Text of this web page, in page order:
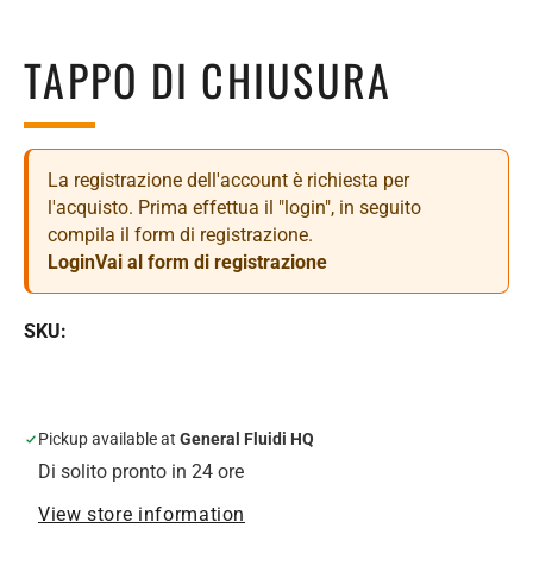
TAPPO DI CHIUSURA
La registrazione dell'account è richiesta per
l'acquisto. Prima effettua il "login", in seguito
compila il form di registrazione.
LoginVai al form di registrazione
SKU:
Pickup available at General Fluidi HQ
Di solito pronto in 24 ore
View store information